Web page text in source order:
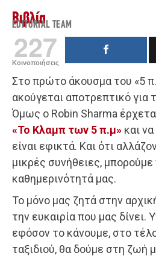
Βιβλία
EDITORIAL TEAM
227
Κοινοποιήσεις
Στο πρώτο άκουσμα του «5
ακούγεται αποτρεπτικό για
Όμως ο Robin Sharma
«Το Κλαμπ των 5 π.μ» και
είναι εφικτά. Και ότι
μικρές συνήθειες,
καθημερινότητά μας.
Το μόνο μας ζητά στην
την ευκαιρία που μας δίνει.
εφόσον το κάνουμε, στο
ταξιδιού, θα δούμε στη ζωή